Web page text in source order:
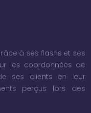
à ses flashs et ses
les coordonnées de
ses clients en leur
perçus lors des